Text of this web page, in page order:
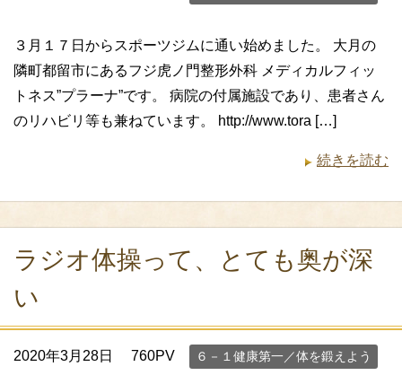
３月１７日からスポーツジムに通い始めました。 大月の
隣町都留市にあるフジ虎ノ門整形外科 メディカルフィッ
トネス”プラーナ”です。 病院の付属施設であり、患者さん
のリハビリ等も兼ねています。 http://www.tora […]
続きを読む
ラジオ体操って、とても奥が深
い
2020年3月28日 760PV ６－１健康第一／体を鍛えよう